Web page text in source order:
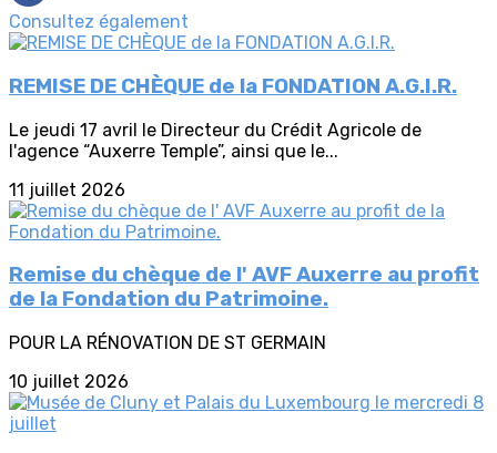
Consultez également
REMISE DE CHÈQUE de la FONDATION A.G.I.R.
Le jeudi 17 avril le Directeur du Crédit Agricole de
l'agence “Auxerre Temple”, ainsi que le...
11 juillet 2026
Remise du chèque de l' AVF Auxerre au profit
de la Fondation du Patrimoine.
POUR LA RÉNOVATION DE ST GERMAIN
10 juillet 2026